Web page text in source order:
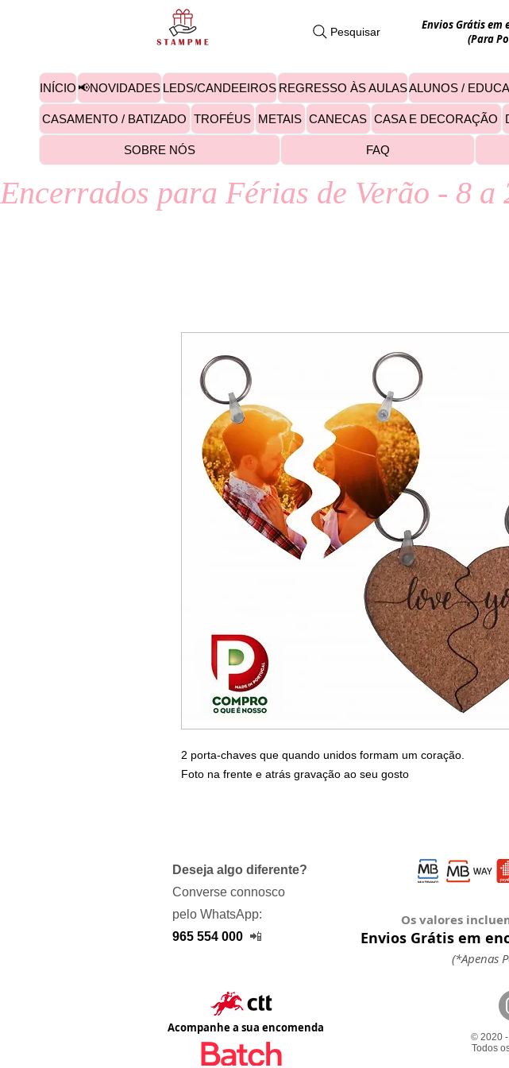
Pesquisar
Envios Grátis em
(Para
2 porta-chaves que quando unidos formam um coração.
Foto na frente e atrás gravação ao seu gosto
INÍCIO 📢NOVIDADES LEDS/CANDEEIROS REGRESSO ÀS AULASALUNOS /
CASAMENTO / BATIZADO TROFÉUS METAIS CANECAS CASA E DECORAÇÃO
SOBRE NÓS FAQ
Encerrados para Férias de Verão - 8 a
Deseja algo diferente?
Converse connosco
pelo WhatsApp:
965 554 000 📲
Os valores
Envios Grátis em
(*Apenas
Acompanhe a sua encomenda
© 2020 -
Todos